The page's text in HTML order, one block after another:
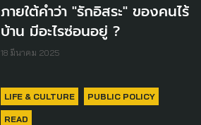
ภายใต้คำว่า "รักอิสระ" ของคนไร้
บ้าน มีอะไรซ่อนอยู่ ?
18 มีนาคม 2025
LIFE & CULTURE PUBLIC POLICY
READ